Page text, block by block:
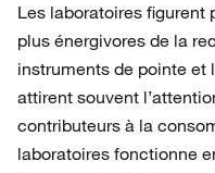
Les laboratoires figurent
plus énergivores de la
instruments de pointe et
attirent souvent
contributeurs à la
laboratoires fonctionne